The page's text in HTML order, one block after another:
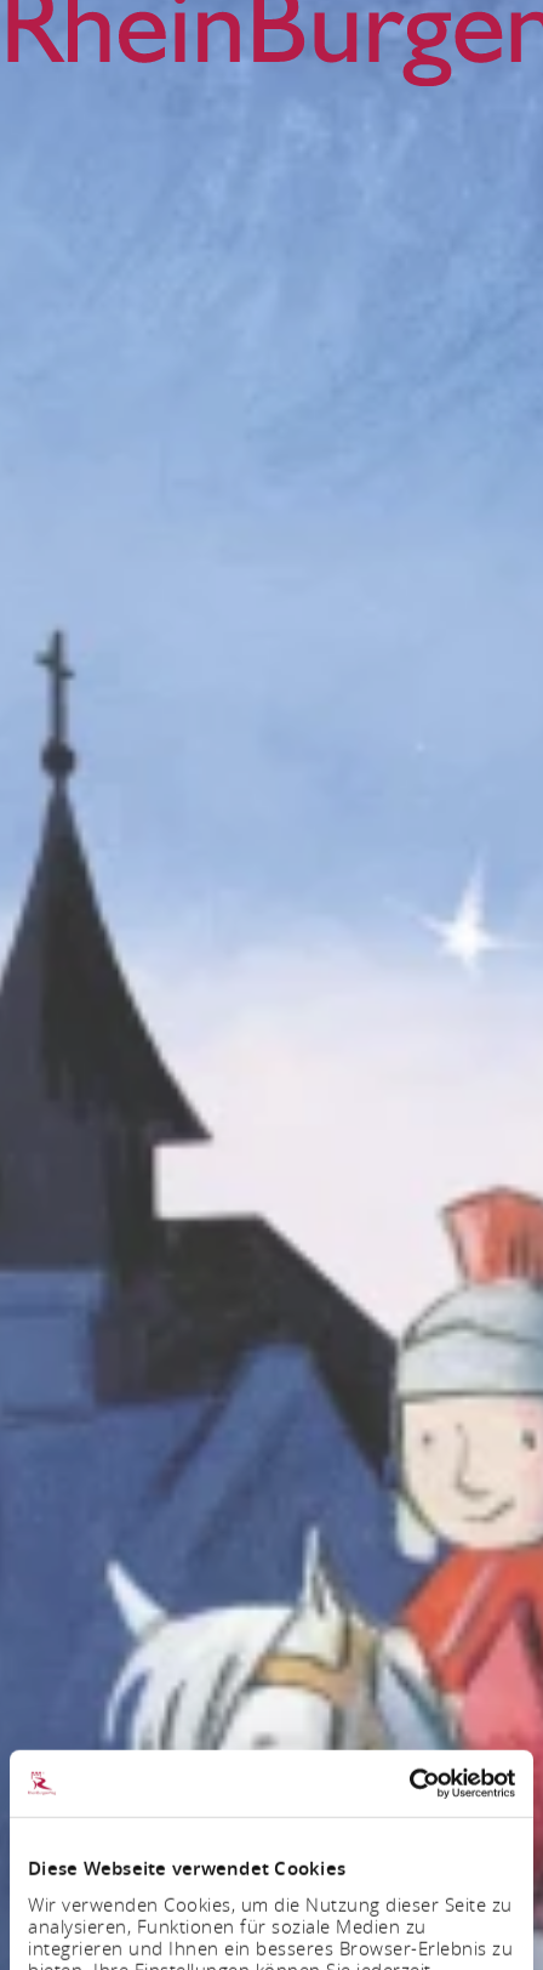
Diese Webseite verwendet Cookies
Wir verwenden Cookies, um die Nutzung dieser Seite zu
analysieren, Funktionen für soziale Medien zu
integrieren und Ihnen ein besseres Browser-Erlebnis zu